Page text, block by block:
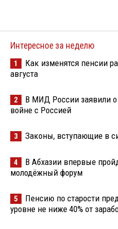
Интересное за неделю
1
Как изменятся пенсии
августа
2
В МИД России заявили
войне с Россией
3 Законы, вступающие в
4
В Абхазии впервые
молодёжный форум
5
Пенсию по старости
уровне не ниже 40% от